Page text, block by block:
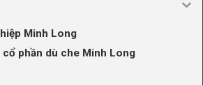
Minh Long
phần dù che Minh Long